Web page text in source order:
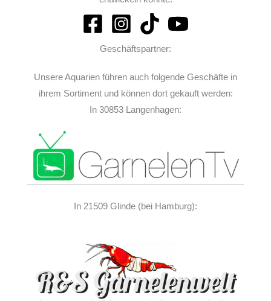
Geschäftspartner:
Unsere Aquarien führen auch folgende Geschäfte in
ihrem Sortiment und können dort gekauft werden:
In 30853 Langenhagen:
In 21509 Glinde (bei Hamburg):